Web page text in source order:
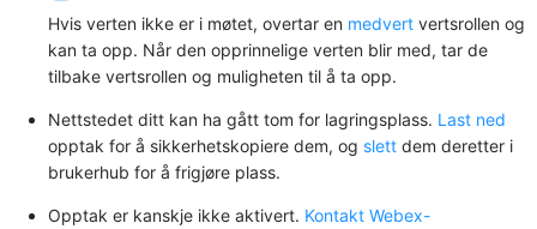
Hvis verten ikke er i møtet, overtar en medvert vertsrollen og
kan ta opp. Når den opprinnelige verten blir med, tar de
tilbake vertsrollen og muligheten til å ta opp.
Nettstedet ditt kan ha gått tom for lagringsplass. Last ned
opptak for å sikkerhetskopiere dem, og slett dem deretter i
brukerhub for å frigjøre plass.
Opptak er kanskje ikke aktivert. Kontakt Webex-